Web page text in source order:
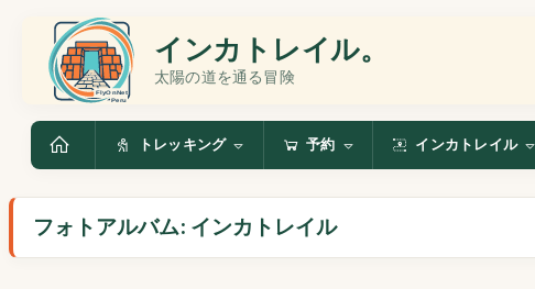
インカトレイル。
太陽の道を通る冒険
トレッキング 予約 インカトレイル
フォトアルバム: インカトレイル